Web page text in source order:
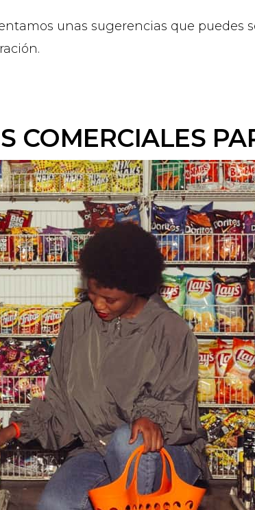
unas sugerencias que puedes
COMERCIALES